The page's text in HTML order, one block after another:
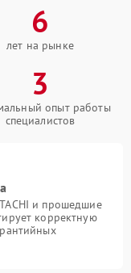
6
лет на рынке
3
опыт работы
специалистов
и прошедшие
корректную